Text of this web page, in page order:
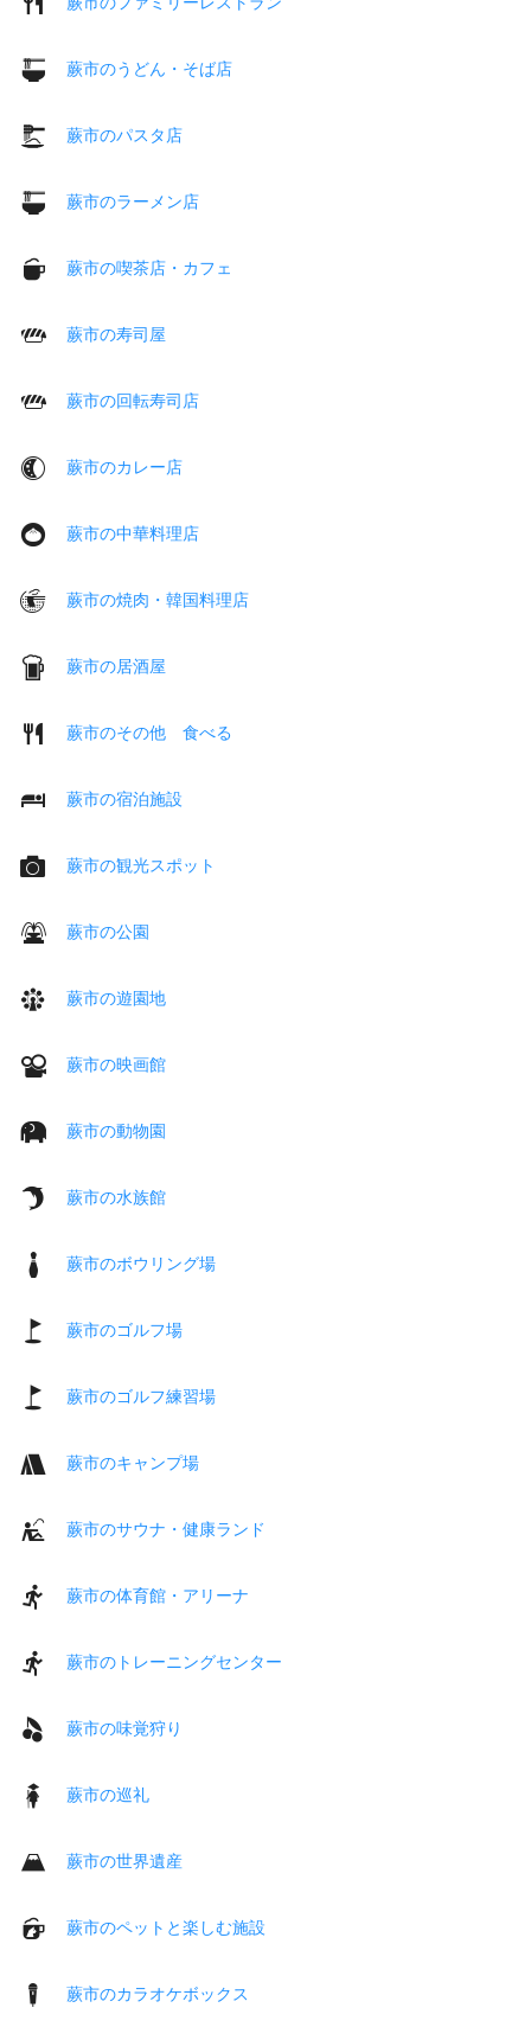
蕨市のうどん・そば店
蕨市のパスタ店
蕨市のラーメン店
蕨市の喫茶店・カフェ
蕨市の寿司屋
蕨市の回転寿司店
蕨市のカレー店
蕨市の中華料理店
蕨市の焼肉・韓国料理店
蕨市の居酒屋
蕨市のその他 食べる
蕨市の宿泊施設
蕨市の観光スポット
蕨市の公園
蕨市の遊園地
蕨市の映画館
蕨市の動物園
蕨市の水族館
蕨市のボウリング場
蕨市のゴルフ場
蕨市のゴルフ練習場
蕨市のキャンプ場
蕨市のサウナ・健康ランド
蕨市の体育館・アリーナ
蕨市のトレーニングセンター
蕨市の味覚狩り
蕨市の巡礼
蕨市の世界遺産
蕨市のペットと楽しむ施設
蕨市のカラオケボックス